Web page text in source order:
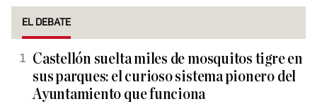
EL DEBATE
Castellón suelta miles de mosquitos tigre en
sus parques: el curioso sistema pionero del
Ayuntamiento que funciona